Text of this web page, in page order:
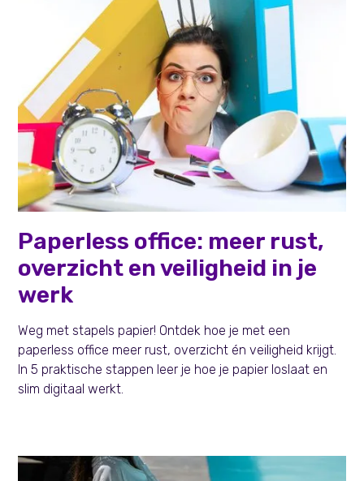
Persoonlijke effectiviteit
Paperless office: meer rust,
overzicht en veiligheid in je
werk
Weg met stapels papier! Ontdek hoe je met een
paperless office meer rust, overzicht én veiligheid krijgt.
In 5 praktische stappen leer je hoe je papier loslaat en
slim digitaal werkt.